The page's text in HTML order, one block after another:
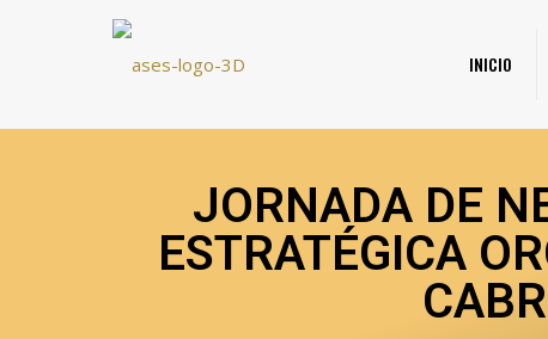
INICIO
JORNADA DE
ESTRATÉGICA